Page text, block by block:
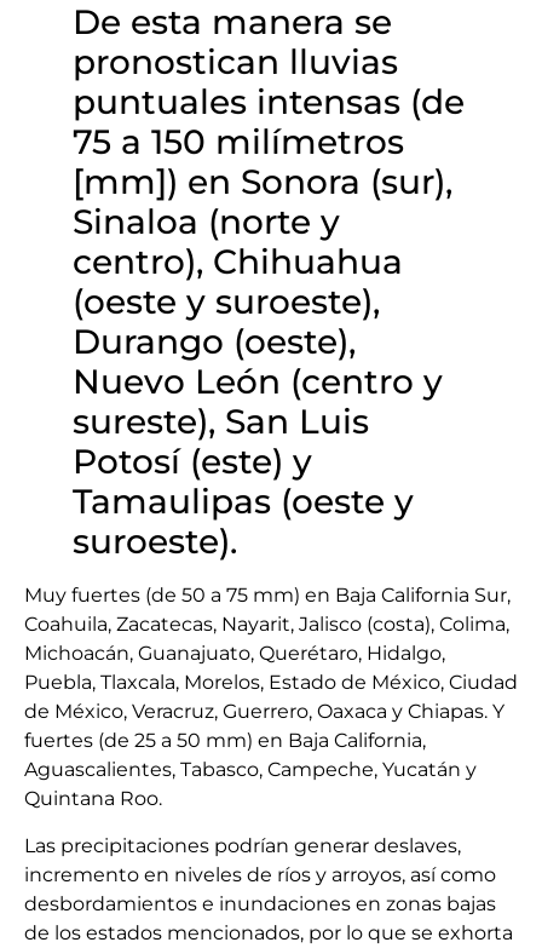
De esta manera se
pronostican lluvias
puntuales intensas (de
75 a 150 milímetros
[mm]) en Sonora (sur),
Sinaloa (norte y
centro), Chihuahua
(oeste y suroeste),
Durango (oeste),
Nuevo León (centro y
sureste), San Luis
Potosí (este) y
Tamaulipas (oeste y
suroeste).
Muy fuertes (de 50 a 75 mm) en Baja California Sur,
Coahuila, Zacatecas, Nayarit, Jalisco (costa), Colima,
Michoacán, Guanajuato, Querétaro, Hidalgo,
Puebla, Tlaxcala, Morelos, Estado de México, Ciudad
de México, Veracruz, Guerrero, Oaxaca y Chiapas. Y
fuertes (de 25 a 50 mm) en Baja California,
Aguascalientes, Tabasco, Campeche, Yucatán y
Quintana Roo.
Las precipitaciones podrían generar deslaves,
incremento en niveles de ríos y arroyos, así como
desbordamientos e inundaciones en zonas bajas
de los estados mencionados, por lo que se exhorta